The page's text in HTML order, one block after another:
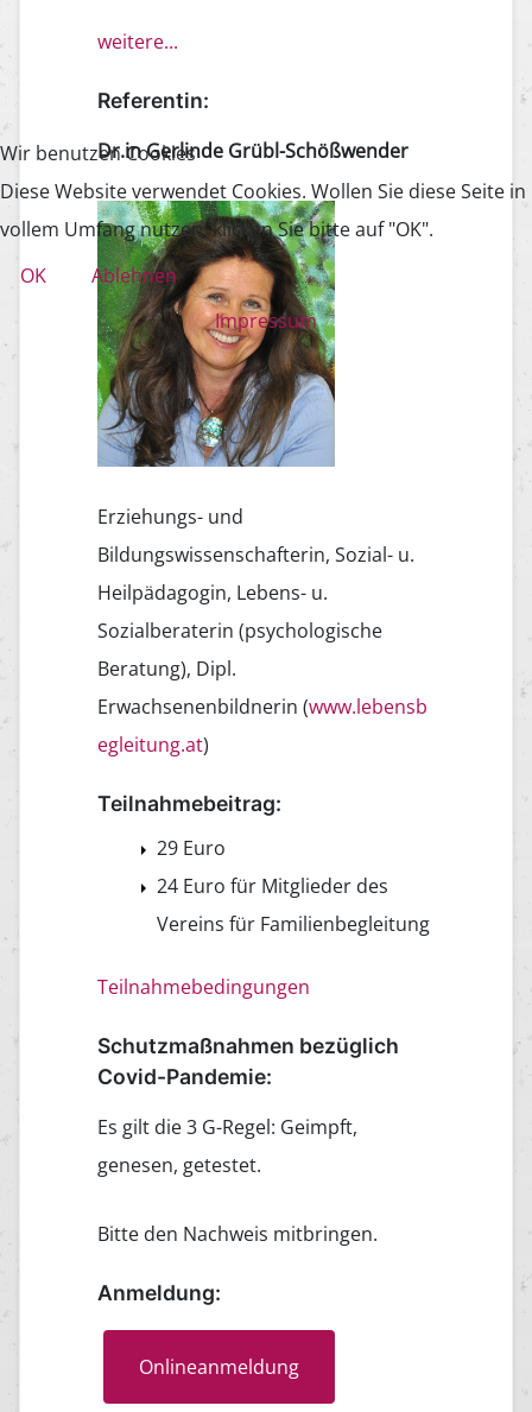
weitere...
Referentin:
Dr.in Gerlinde Grübl-Schößwender
Erziehungs- und
Bildungswissenschafterin, Sozial- u.
Heilpädagogin, Lebens- u.
Sozialberaterin (psychologische
Beratung), Dipl.
Erwachsenenbildnerin (www.lebensb
egleitung.at)
Teilnahmebeitrag:
29 Euro
24 Euro für Mitglieder des
Vereins für Familienbegleitung
Teilnahmebedingungen
Schutzmaßnahmen bezüglich
Covid-Pandemie:
Es gilt die 3 G-Regel: Geimpft,
genesen, getestet.
Bitte den Nachweis mitbringen.
Anmeldung:
Onlineanmeldung
Wir benutzen Cookies
Diese Website verwendet Cookies. Wollen Sie diese Seite in
vollem Umfang nutzen, klicken Sie bitte auf "OK".
OK
Ablehnen
Impressum